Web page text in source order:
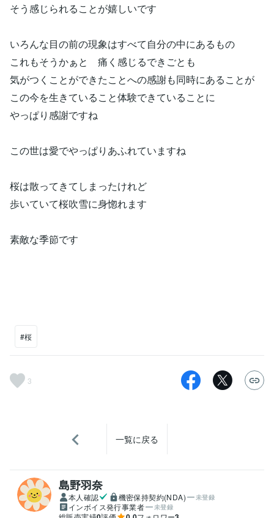
そう感じられることが嬉しいです
いろんな目の前の現象はすべて自分の中にあるもの
これもそうかぁと 痛く感じるできごとも
気がつくことができたことへの感謝も同時にあることが
この今を生きていること体験できていることに
やっぱり感謝ですね
この世は愛でやっぱりあふれていますね
桜は散ってきてしまったけれど
歩いていて桜吹雪に身惚れます
素敵な季節です
#桜
3
一覧に戻る
島野羽奈
本人確認 機密保持契約(NDA) 未登録
インボイス発行事業者 未登録